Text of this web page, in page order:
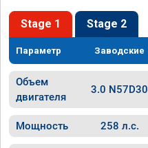
Stage 1 Stage 2
Параметр Заводские
Объем
двигателя
3.0 N57D30
Мощность 258 л.с.